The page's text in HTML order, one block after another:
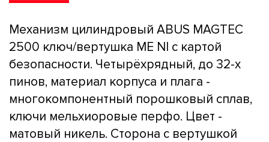
Механизм цилиндровый ABUS MAGTEC
2500 ключ/вертушка ME NI с картой
безопасности. Четырёхрядный, до 32-х
пинов, материал корпуса и плага -
многокомпонентный порошковый сплав,
ключи мельхиоровые перфо. Цвет -
матовый никель. Сторона с вертушкой